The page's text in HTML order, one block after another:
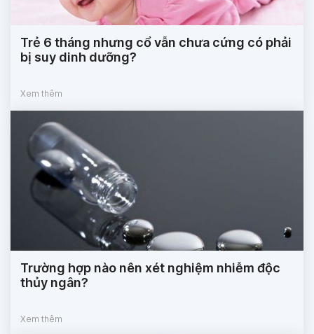
Trẻ 6 tháng nhưng cổ vẫn chưa cứng có phải
bị suy dinh dưỡng?
Xem thêm
Trường hợp nào nên xét nghiệm nhiễm độc
thủy ngân?
Xem thêm